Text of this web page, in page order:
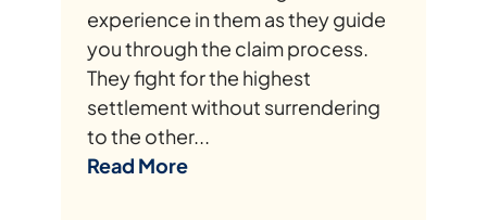
experience in them as they guide
you through the claim process.
They fight for the highest
settlement without surrendering
to the other...
Read More